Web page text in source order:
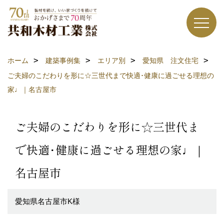
ホーム 建築事例集 エリア別
愛知県 注文住宅
ご夫婦のこだわりを形に☆三世代まで快適･健康に過ごせる理想の
家♩｜名古屋市
ご夫婦のこだわりを形に☆三世代ま
で快適･健康に過ごせる理想の家♩｜
名古屋市
愛知県名古屋市K様